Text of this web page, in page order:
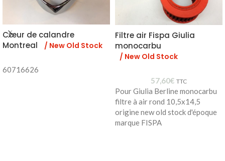
Cœur de calandre
Montreal
/ New Old Stock
60716626
Filtre air Fispa Giulia
monocarbu
/ New Old Stock
57,60€ TTC
Pour Giulia Berline monocarbu
filtre à air rond 10,5x14,5
origine new old stock d'époque
marque FISPA